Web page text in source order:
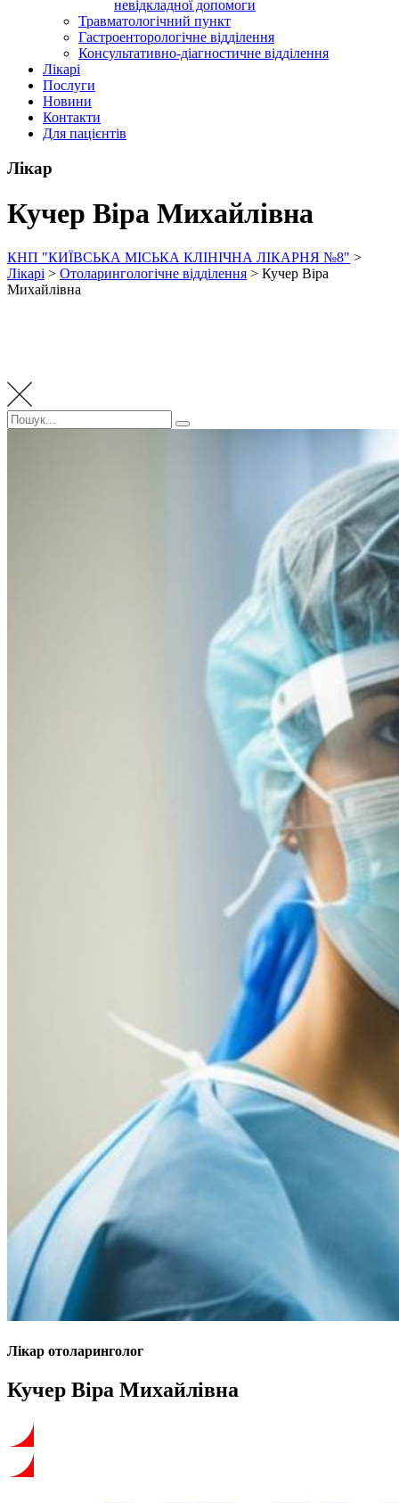
невідкладної допомоги
Травматологічний пункт
Гастроенторологічне відділення
Консультативно-діагностичне відділення
Лікарі
Послуги
Новини
Контакти
Для пацієнтів
Лікар
Кучер Віра Михайлівна
КНП "КИЇВСЬКА МІСЬКА КЛІНІЧНА ЛІКАРНЯ №8" >
Лікарі > Отоларингологічне відділення > Кучер Віра
Михайлівна
Пошук:
Пошук
Лікар отоларинголог
Кучер Віра Михайлівна